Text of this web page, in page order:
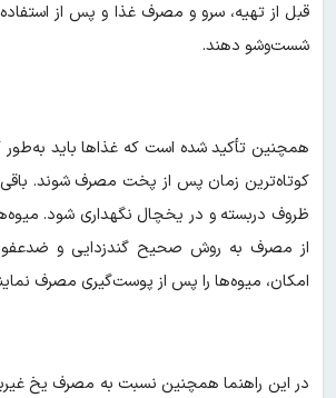
قبل از تهیه، سرو و مصرف غذا و پس از
شست‌وشو دهند.
همچنین تأکید شده است که غذاها باید
کوتاه‌ترین زمان پس از پخت مصرف شوند.
ظروف دربسته و در یخچال نگهداری شود.
از مصرف به روش صحیح گندزدایی و
امکان، میوه‌ها را پس از پوست‌گیری مصرف
در این راهنما همچنین نسبت به مصرف یخ